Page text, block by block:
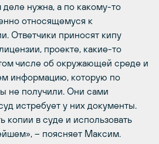
нужна, а по какому-то
относящемуся к
Ответчики приносят кипу
проекте, какие-то
числе об окружающей среде и
информацию, которую по
не получили. Они сами
истребует у них документы.
в суде и использовать
– поясняет Максим.